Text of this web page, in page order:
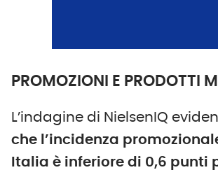
PROMOZIONI E PRODOTTI
L’indagine di NielsenIQ
che l’incidenza
Italia è inferiore di 0,6 punti